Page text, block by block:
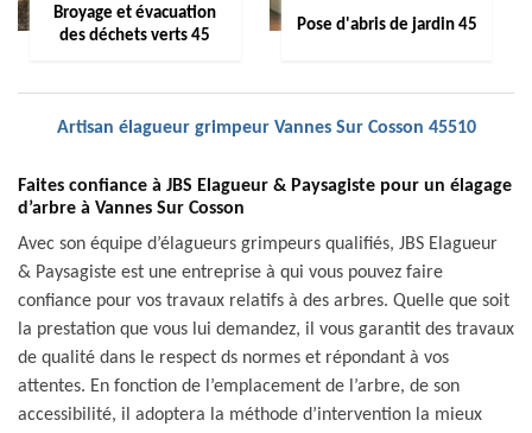
Broyage et évacuation
des déchets verts 45
Pose d'abris de jardin 45
Artisan élagueur grimpeur Vannes Sur Cosson 45510
Faites confiance à JBS Elagueur & Paysagiste pour un élagage
d’arbre à Vannes Sur Cosson
Avec son équipe d’élagueurs grimpeurs qualifiés, JBS Elagueur
& Paysagiste est une entreprise à qui vous pouvez faire
confiance pour vos travaux relatifs à des arbres. Quelle que soit
la prestation que vous lui demandez, il vous garantit des travaux
de qualité dans le respect ds normes et répondant à vos
attentes. En fonction de l’emplacement de l’arbre, de son
accessibilité, il adoptera la méthode d’intervention la mieux